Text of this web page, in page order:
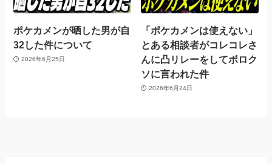
ポケカメンが晒した男が自
32した件について
2026年6月25日
「ポケカメンは使えない」
とある相談者がコレコレさ
んに凸リレーをしてボロク
ソに言われた件
2026年6月24日